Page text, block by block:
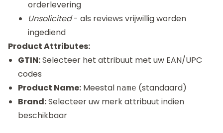
orderlevering
Unsolicited- als reviews vrijwillig worden
ingediend
Product Attributes:
GTIN:Selecteer het attribuut met uw EAN/UPC
codes
Product Name: Meestal name (standaard)
Brand:Selecteer uw merk attribuut indien
beschikbaar